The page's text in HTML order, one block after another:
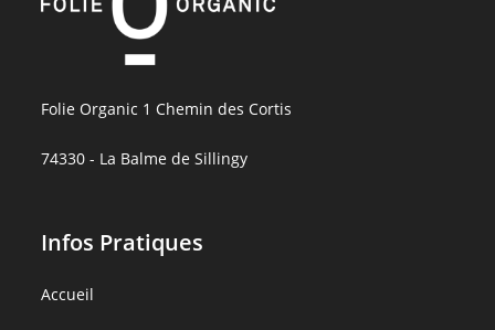
Folie Organic 1 Chemin des Cortis
74330 - La Balme de Sillingy
Infos Pratiques
Accueil